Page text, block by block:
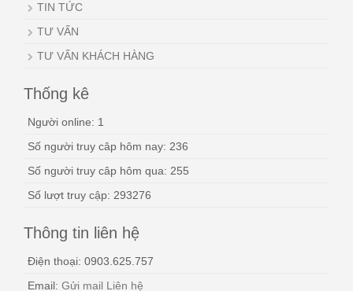
TIN TỨC
TƯ VẤN
TƯ VẤN KHÁCH HÀNG
Thống kê
Người online: 1
Số người truy câp hôm nay: 236
Số người truy câp hôm qua: 255
Số lượt truy cập: 293276
Thông tin liên hệ
Điện thoại: 0903.625.757
Email: Gửi mail Liên hệ